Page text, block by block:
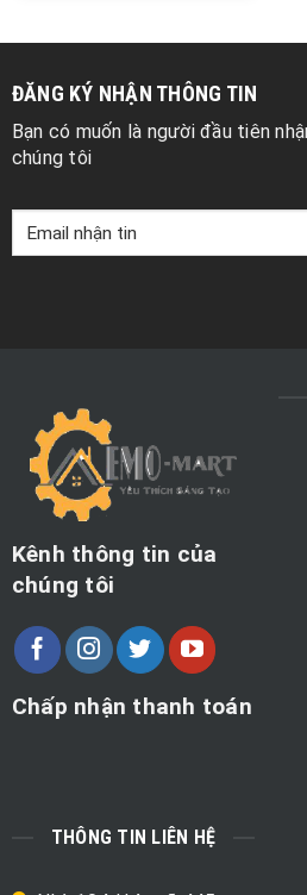
ĐĂNG KÝ NHẬN THÔNG TIN
Bạn có muốn là người đầu tiên
chúng tôi
Kênh thông tin của
chúng tôi
Chấp nhận thanh toán
THÔNG TIN LIÊN HỆ